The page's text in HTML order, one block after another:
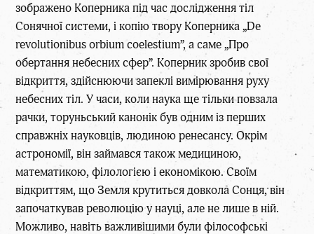
зображено Коперника під час дослідження тіл
Сонячної системи, і копію твору Коперника „De
revolutionibus orbium coelestium”, а саме „Про
обертання небесних сфер”. Коперник зробив свої
відкриття, здійснюючи запеклі вимірювання руху
небесних тіл. У часи, коли наука ще тільки повзала
рачки, торуньський канонік був одним із перших
справжніх науковців, людиною ренесансу. Окрім
астрономії, він займався також медициною,
математикою, філологією і економікою. Своїм
відкриттям, що Земля крутиться довкола Сонця, він
започаткував революцію у науці, але не лише в ній.
Можливо, навіть важливішими були філософські